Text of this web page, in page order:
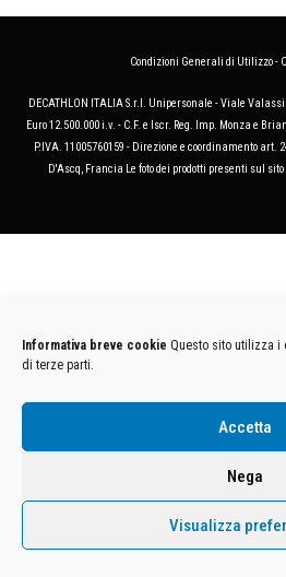
Informativa breve cookie Questo sito utilizza i
di terze parti.
Accetta
Nega
Visualizza
Condizioni Generali di Utilizzo-
DECATHLON ITALIA S.r.l. Unipersonale - Viale
Euro 12.500.000 i.v. - C.F. e Iscr. Reg. Imp. Monza e
P.IVA. 11005760159 - Direzione e coordinamento art.
D'Ascq, Francia Le foto dei prodotti presenti sul